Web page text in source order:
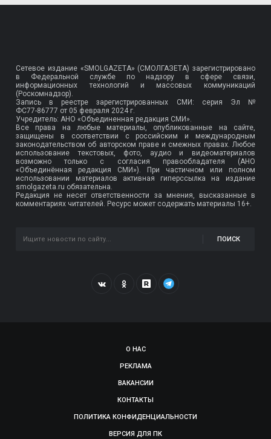
Сетевое издание «SMOLGAZETA» (СМОЛГАЗЕТА) зарегистрировано
в Федеральной службе по надзору в сфере связи,
информационных технологий и массовых коммуникаций
(Роскомнадзор).
Запись в реестре зарегистрированных СМИ: серия Эл №
ФС77-86777 от 05 февраля 2024 г.
Учредитель: АНО «Объединенная редакция СМИ».
Все права на любые материалы, опубликованные на сайте,
защищены в соответствии с российским и международным
законодательством об авторском праве и смежных правах. Любое
использование текстовых, фото, аудио и видеоматериалов
возможно только с согласия правообладателя (АНО
«Объединённая редакция СМИ»). При частичном или полном
использовании материалов активная гиперссылка на издание
smolgazeta.ru обязательна.
Редакция не несет ответственности за мнения, высказанные в
комментариях читателей. Ресурс может содержать материалы 16+.
ПОИСК
О НАС
РЕКЛАМА
ВАКАНСИИ
КОНТАКТЫ
ПОЛИТИКА КОНФИДЕНЦИАЛЬНОСТИ
ВЕРСИЯ ДЛЯ ПК